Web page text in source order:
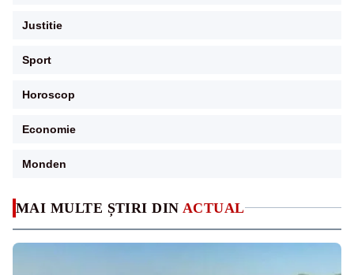
MAI MULTE ȘTIRI DIN ACTUAL
Justitie
Sport
Horoscop
Economie
Monden